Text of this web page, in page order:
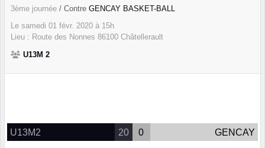
3ème journée / Contre GENCAY BASKET-BALL
Le samedi 01 févr. 2020 à 15h
Lieu : Route des Nonnes 86100 Châtellerault
U13M 2
U13M2 20 0 GENCAY